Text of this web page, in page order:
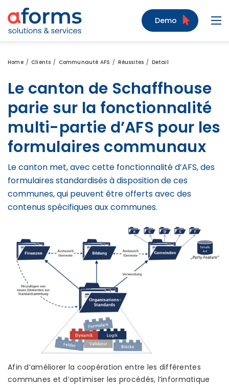
Zum Inhalt
Zum Menü
Zur Suche
Demo
Home Clients Communauté AFS Réussites Detail
Le canton de Schaffhouse
parie sur la fonctionnalité
multi-partie d’AFS pour les
formulaires communaux
Le canton met, avec cette fonctionnalité d’AFS, des
formulaires standardisés à disposition de ces
communes, qui peuvent être offerts avec des
contenus spécifiques aux communes.
Afin d’améliorer la coopération entre les différentes
communes et d’optimiser les procédés, l’informatique